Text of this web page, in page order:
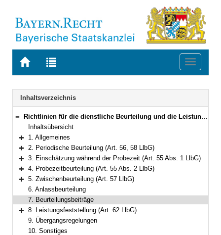
Zur
BAYERN.RECHT
Zur
letzten
Suche
Toggle
Navigation
Inhaltsverzeichnis
Bereich reduzieren
Richtlinien für die dienstliche Beurteilung und die Leistungsfeststellung der Beamtinnen und Beamten im Geschäftsbereich des Bayerischen Staatsministeriums für Gesundheit und Pflege
Inhaltsübersicht
Bereich erweitern
1. Allgemeines
Bereich erweitern
2. Periodische Beurteilung (Art. 56, 58 LlbG)
Bereich erweitern
3. Einschätzung während der Probezeit (Art. 55 Abs. 1 LlbG)
Bereich erweitern
4. Probezeitbeurteilung (Art. 55 Abs. 2 LlbG)
Bereich erweitern
5. Zwischenbeurteilung (Art. 57 LlbG)
6. Anlassbeurteilung
7. Beurteilungsbeiträge
Bereich erweitern
8. Leistungsfeststellung (Art. 62 LlbG)
9. Übergangsregelungen
10. Sonstiges